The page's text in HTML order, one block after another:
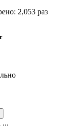
2,053 раз
...